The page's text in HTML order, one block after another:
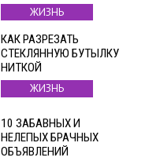
ЖИЗНЬ
КАК РАЗРЕЗАТЬ
СТЕКЛЯННУЮ БУТЫЛКУ
НИТКОЙ
ЖИЗНЬ
10 ЗАБАВНЫХ И
НЕЛЕПЫХ БРАЧНЫХ
ОБЪЯВЛЕНИЙ